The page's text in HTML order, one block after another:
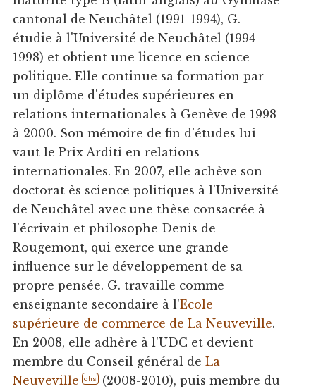
cantonal de Neuchâtel (1991-1994), G.
étudie à l'Université de Neuchâtel (1994-
1998) et obtient une licence en science
politique. Elle continue sa formation par
un diplôme d'études supérieures en
relations internationales à Genève de 1998
à 2000. Son mémoire de fin d’études lui
vaut le Prix Arditi en relations
internationales. En 2007, elle achève son
doctorat ès science politiques à l'Université
de Neuchâtel avec une thèse consacrée à
l'écrivain et philosophe Denis de
Rougemont, qui exerce une grande
influence sur le développement de sa
propre pensée. G. travaille comme
enseignante secondaire à l'Ecole
supérieure de commerce de La Neuveville.
En 2008, elle adhère à l'UDC et devient
membre du Conseil général de La
Neuveville
dhs (2008-2010), puis membre du